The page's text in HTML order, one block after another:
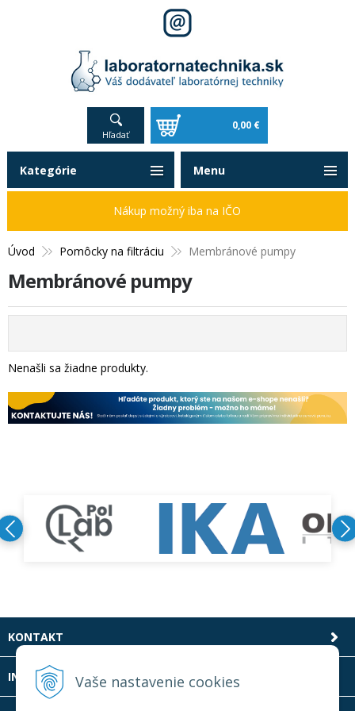
Vaše nastavenie cookies
Hľadať
0,00 €
Úvod Pomôcky na filtráciu Membránové pumpy
Membránové pumpy
Nenašli sa žiadne produkty.
Kategórie
Nákup možný iba na IČO
Menu
KONTAKT
INFOLINKA